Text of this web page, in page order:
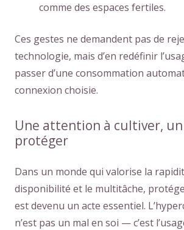
comme des espaces fertiles.
Ces gestes ne demandent pas de
technologie, mais d’en redéfinir
passer d’une consommation
connexion choisie.
Une attention à cultiver,
protéger
Dans un monde qui valorise la
disponibilité et le multitâche,
est devenu un acte essentiel.
n’est pas un mal en soi — c’est